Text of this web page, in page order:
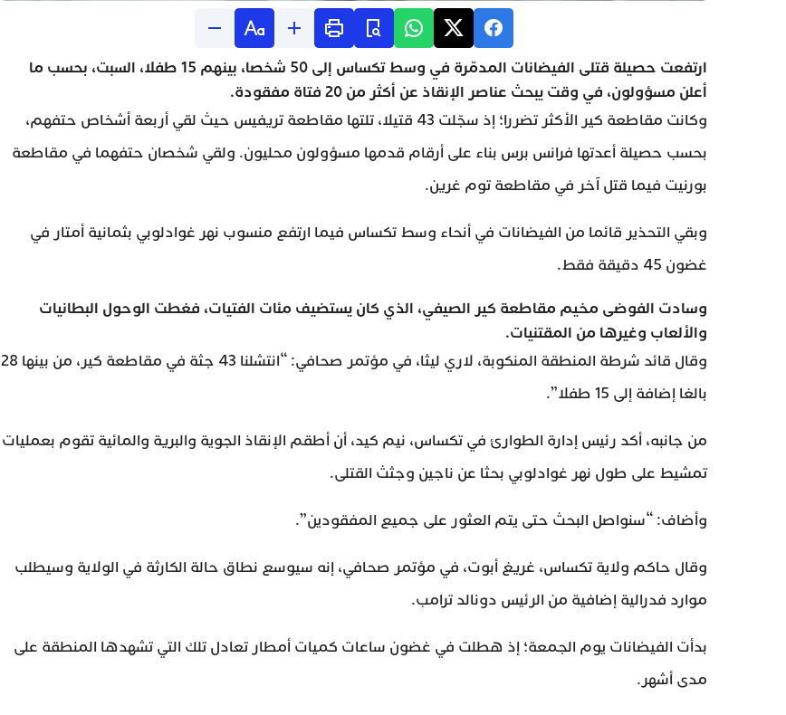
ارتفعت حصيلة قتلى الفيضانات المدمّرة في وسط تكساس إلى 50 شخصا، بينهم 15 طفلا، السبت، بحسب ما
أعلن مسؤولون، في وقت يبحث عناصر الإنقاذ عن أكثر من 20 فتاة مفقودة.
وكانت مقاطعة كير الأكثر تضررا؛ إذ سجّلت 43 قتيلا، تلتها مقاطعة تريفيس حيث لقي أربعة أشخاص حتفهم،
بحسب حصيلة أعدتها فرانس برس بناء على أرقام قدمها مسؤولون محليون. ولقي شخصان حتفهما في مقاطعة
بورنيت فيما قتل آخر في مقاطعة توم غرين.
وبقي التحذير قائما من الفيضانات في أنحاء وسط تكساس فيما ارتفع منسوب نهر غوادلوبي بثمانية أمتار في
غضون 45 دقيقة فقط.
وسادت الفوضى مخيم مقاطعة كير الصيفي، الذي كان يستضيف مئات الفتيات، فغطت الوحول البطانيات
والألعاب وغيرها من المقتنيات.
وقال قائد شرطة المنطقة المنكوبة، لاري ليثا، في مؤتمر صحافي: “انتشلنا 43 جثة في مقاطعة كير، من بينها 28
بالغا إضافة إلى 15 طفلا”.
من جانبه، أكد رئيس إدارة الطوارئ في تكساس، نيم كيد، أن أطقم الإنقاذ الجوية والبرية والمائية تقوم بعمليات
تمشيط على طول نهر غوادلوبي بحثا عن ناجين وجثث القتلى.
وأضاف: “سنواصل البحث حتى يتم العثور على جميع المفقودين”.
وقال حاكم ولاية تكساس، غريغ أبوت، في مؤتمر صحافي، إنه سيوسع نطاق حالة الكارثة في الولاية وسيطلب
موارد فدرالية إضافية من الرئيس دونالد ترامب.
بدأت الفيضانات يوم الجمعة؛ إذ هطلت في غضون ساعات كميات أمطار تعادل تلك التي تشهدها المنطقة على
مدى أشهر.